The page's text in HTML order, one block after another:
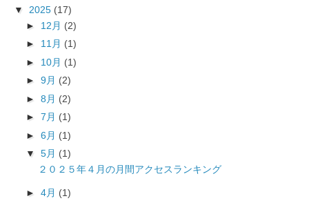
▼ 2025 (17)
► 12月 (2)
► 11月 (1)
► 10月 (1)
► 9月 (2)
► 8月 (2)
► 7月 (1)
► 6月 (1)
▼ 5月 (1)
２０２５年４月の月間アクセスランキング
► 4月 (1)